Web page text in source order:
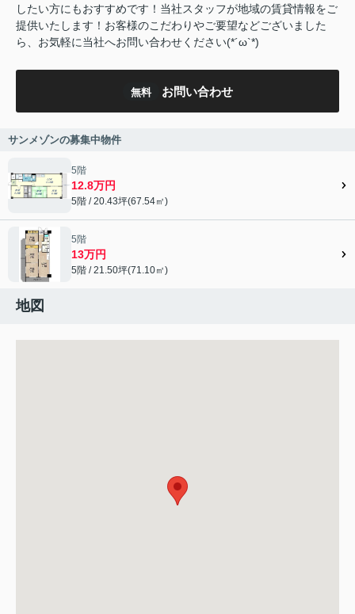
したい方にもおすすめです！当社スタッフが地域の賃貸情報をご
提供いたします！お客様のこだわりやご要望などございました
ら、お気軽に当社へお問い合わせください(*´ω`*)
無料 お問い合わせ
サンメゾンの募集中物件
5階
12.8万円
5階 / 20.43坪(67.54㎡)
5階
13万円
5階 / 21.50坪(71.10㎡)
地図